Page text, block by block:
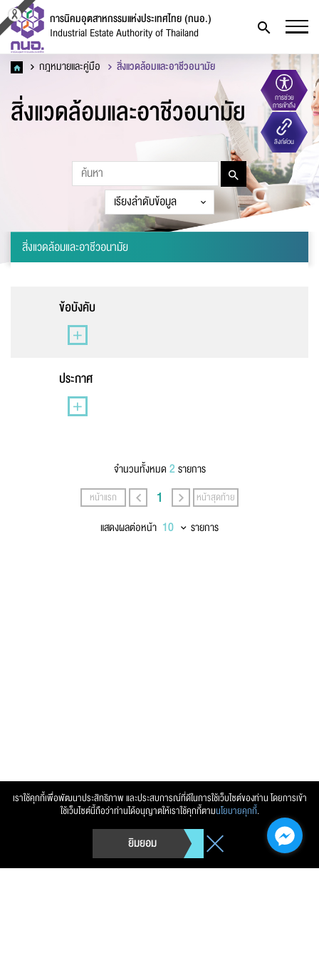
การนิคมอุตสาหกรรมแห่งประเทศไทย (กนอ.)
Industrial Estate Authority of Thailand
เราใช้คุกกี้เพื่อพัฒนาประสิทธิภาพ และประสบการณ์ที่ดีในการใช้เว็บไซต์ของท่าน โดยการเข้า
ใช้เว็บไซต์นี้ถือว่าท่านได้อนุญาตให้เราใช้คุกกี้ตามนโยบายคุกกี้.
ยิมยอม
การช่วย
การเข้าถึง
ลิงก์ด่วน
กฎหมายและคู่มือ สิ่งแวดล้อมและอาชีวอนามัย
สิ่งแวดล้อมและอาชีวอนามัย
สิ่งแวดล้อมและอาชีวอนามัย
ข้อบังคับ
ประกาศ
จำนวนทั้งหมด 2รายการ
หน้าแรก 1 หน้าสุดท้าย
แสดงผลต่อหน้า รายการ
ชื่อ*
นามสกุล*
เบอร์โทรศัพท์